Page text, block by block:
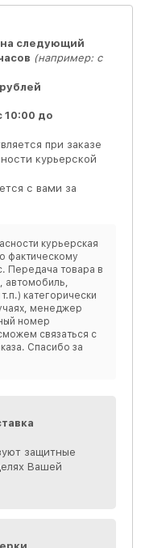
на следующий
(например: с
10:00 до
при заказе
курьерской
с вами за
курьерская
фактическому
Передача товара в
автомобиль,
категорически
менеджер
номер
связаться с
Спасибо за
защитные
Вашей